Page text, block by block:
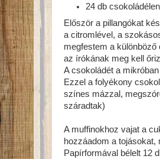
24 db
Először a pillangókat
a citromlével, a
megfestem a
az írókának meg kell
A csokoládét a
Ezzel a folyékony
színes mázzal,
száradtak)
A muffinokhoz vajat a
hozzáadom a tojásokat,
Papírformával bélelt 12